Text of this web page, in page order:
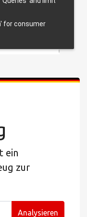
ein
zur
Analysieren